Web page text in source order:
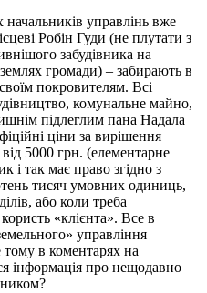
начальників управлінь вже
Робін Гуди (не плутати з
забудівника на
громади) – забирають в
покровителям. Всі
комунальне майно,
підлеглим пана Надала
ціни за вирішення
5000 грн. (елементарне
і так має право згідно з
тисяч умовних одиниць,
або коли треба
«клієнта». Все в
управління
в коментарях на
інформація про нещодавно